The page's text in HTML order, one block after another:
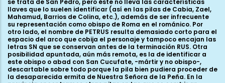
llaves que lo suelen identificar (así en las pilas de Cabia, Zael,
Mahamud, Barrios de Colina, etc.), además de ser infrecuente
su representación como obispo de Roma en el románico. Por
otro lado, el nombre de PETRUS resulta demasiado corto para el
espacio del arco que cobija el personaje y tampoco encajan las
letras SN que se conservan antes de la terminación RUS. Otra
posibilidad apuntada, aún más remota, es la de identificar a
este obispo o abad con San Cucufate, -mártir y no obispo-,
descartable sobre todo porque la pila bien pudiera proceder de
la desaparecida ermita de Nuestra Señora de la Peña. En la